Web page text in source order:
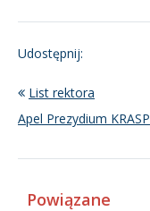
Udostępnij:
List rektora
Apel Prezydium KRASP
Powiązane